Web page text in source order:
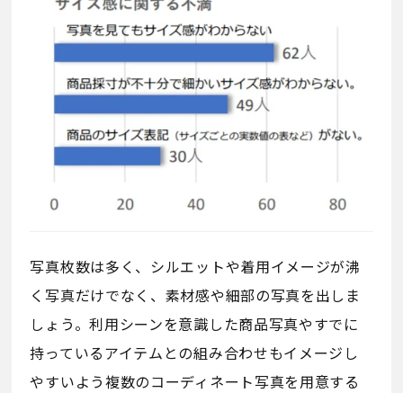
写真枚数は多く、シルエットや着用イメージが沸
く写真だけでなく、素材感や細部の写真を出しま
しょう。利用シーンを意識した商品写真やすでに
持っているアイテムとの組み合わせもイメージし
やすいよう複数のコーディネート写真を用意する